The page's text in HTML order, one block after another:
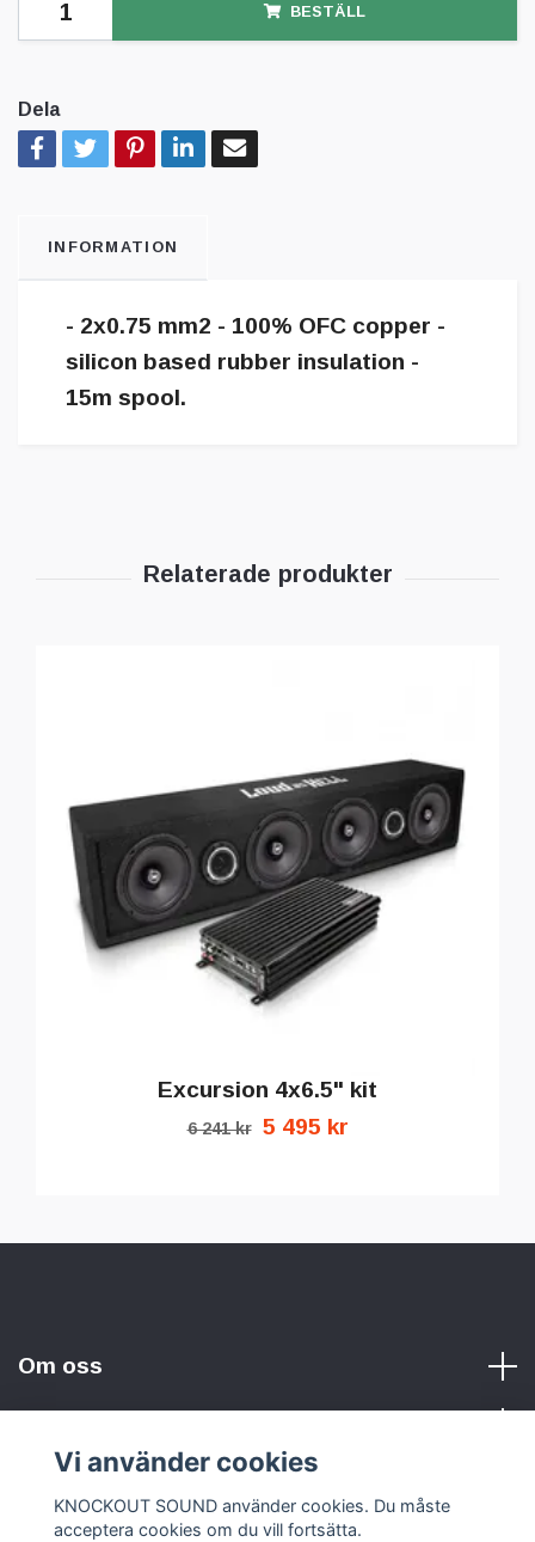
BESTÄLL
Dela
INFORMATION
- 2x0.75 mm2 - 100% OFC copper -
silicon based rubber insulation -
15m spool.
Excursion 4x6.5" kit
6 241 kr 5 495 kr
Om oss
Sociala medier
Vi använder cookies
KNOCKOUT SOUND använder cookies. Du måste
acceptera cookies om du vill fortsätta.